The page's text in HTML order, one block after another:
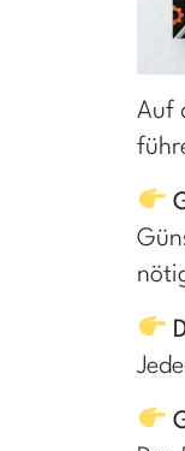
Auf